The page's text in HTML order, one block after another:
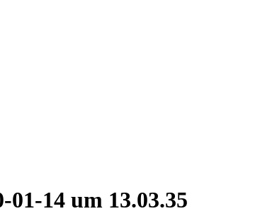
14 um 13.03.35